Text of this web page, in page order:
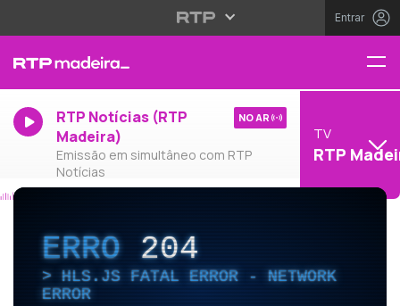
Entrar
RTP Notícias (RTP
Madeira)
Emissão em simultâneo com RTP
Notícias
NO AR
TV
RTP
ERRO204
HLS.JS FATAL ERROR - NETWORK
ERROR